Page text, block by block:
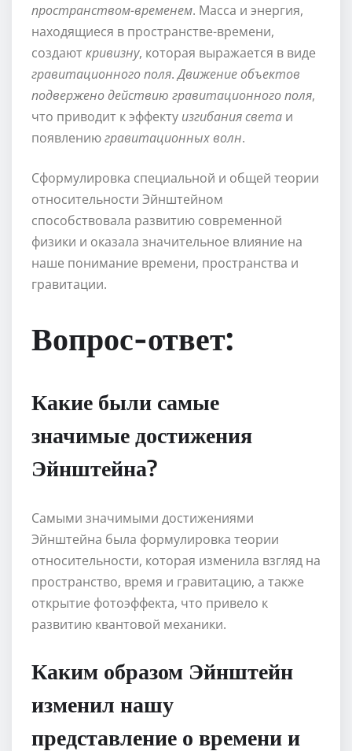
пространством-временем. Масса и энергия,
находящиеся в пространстве-времени,
создаюткривизну, которая выражается в виде
гравитационного поля.Движение объектов
подвержено действию гравитационного поля,
что приводит к эффекту изгибания света и
появлениюгравитационных волн.
Сформулировка специальной и общей теории
относительности Эйнштейном
способствовала развитию современной
физики и оказала значительное влияние на
наше понимание времени, пространства и
гравитации.
Вопрос-ответ:
Какие были самые
значимые достижения
Эйнштейна?
Самыми значимыми достижениями
Эйнштейна была формулировка теории
относительности, которая изменила взгляд на
пространство, время и гравитацию, а также
открытие фотоэффекта, что привело к
развитию квантовой механики.
Каким образом Эйнштейн
изменил нашу
представление о времени и